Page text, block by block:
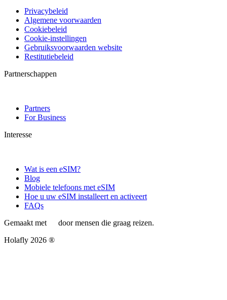
Privacybeleid
Algemene voorwaarden
Cookiebeleid
Cookie-instellingen
Gebruiksvoorwaarden website
Restitutiebeleid
Partnerschappen
Partners
For Business
Interesse
Wat is een eSIM?
Blog
Mobiele telefoons met eSIM
Hoe u uw eSIM installeert en activeert
FAQs
Gemaakt met
door mensen die graag reizen.
Holafly 2026 ®